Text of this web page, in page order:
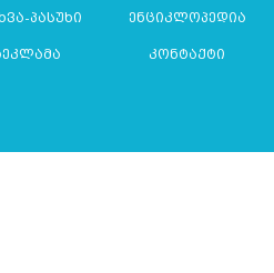
პასუხი ენციკლოპედია
კონტაქტი